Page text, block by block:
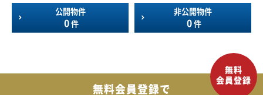
公開物件
0 件
非公開物件
0 件
無料会員登録で